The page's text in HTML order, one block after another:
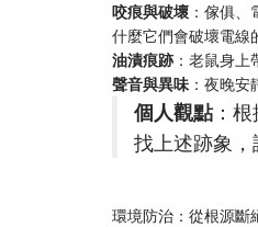
​咬痕與破壞​ ：傢俱
什麼它們會破壞電線
​油漬痕跡​ ：老鼠身
​聲音與異味​：夜晚安
​個人觀點​ ：
找上述跡象，
環境防治：從根源斷